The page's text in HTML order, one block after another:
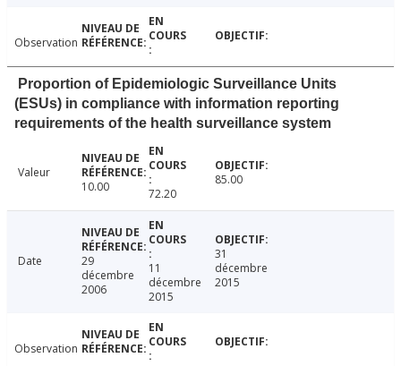
Observation
Proportion of Epidemiologic Surveillance Units
(ESUs) in compliance with information reporting
requirements of the health surveillance system
Valeur
10.00
72.20
85.00
Date
29
décembre
2006
11
décembre
2015
31
décembre
2015
Observation